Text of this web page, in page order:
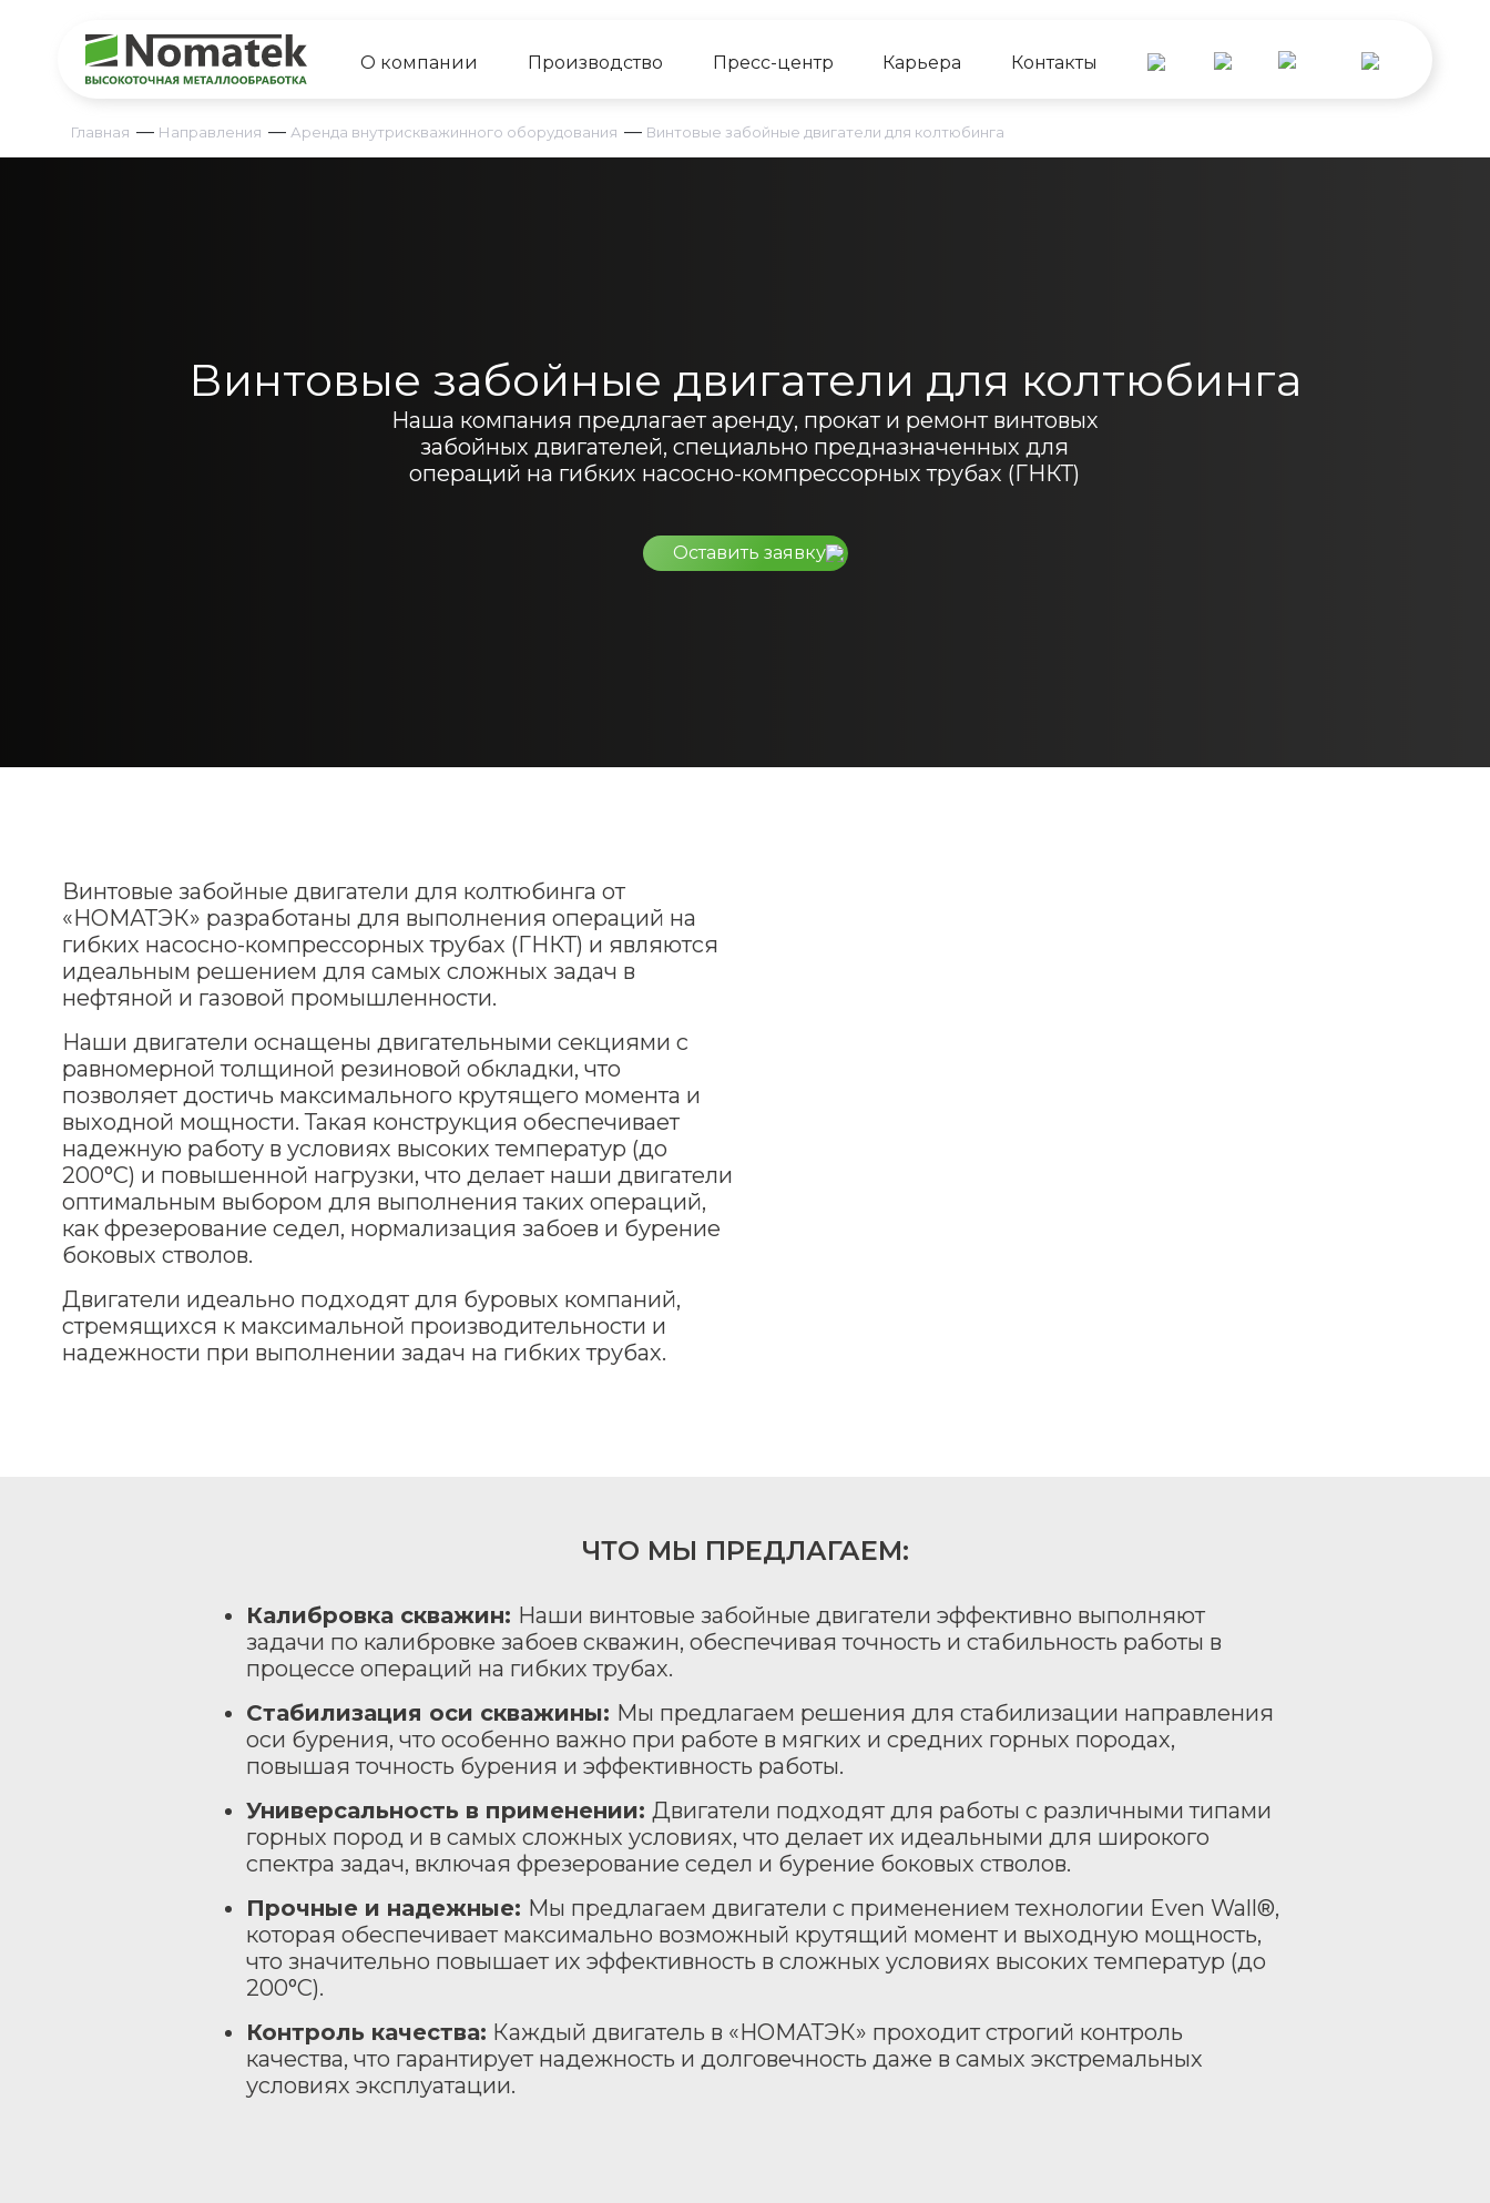
О компании Производство Пресс-центр Карьера
Контакты
Главная — Направления — Аренда внутрискважинного оборудования — Винтовые забойные двигатели для колтюбинга
Винтовые забойные двигатели для колтюбинга
Наша компания предлагает аренду, прокат и ремонт винтовых
забойных двигателей, специально предназначенных для
операций на гибких насосно-компрессорных трубах (ГНКТ)
Оставить заявку
Винтовые забойные двигатели для колтюбинга от
«НОМАТЭК» разработаны для выполнения операций на
гибких насосно-компрессорных трубах (ГНКТ) и являются
идеальным решением для самых сложных задач в
нефтяной и газовой промышленности.
Наши двигатели оснащены двигательными секциями с
равномерной толщиной резиновой обкладки, что
позволяет достичь максимального крутящего момента и
выходной мощности. Такая конструкция обеспечивает
надежную работу в условиях высоких температур (до
200°C) и повышенной нагрузки, что делает наши двигатели
оптимальным выбором для выполнения таких операций,
как фрезерование седел, нормализация забоев и бурение
боковых стволов.
Двигатели идеально подходят для буровых компаний,
стремящихся к максимальной производительности и
надежности при выполнении задач на гибких трубах.
ЧТО МЫ ПРЕДЛАГАЕМ:
Калибровка скважин: Наши винтовые забойные двигатели эффективно выполняют
задачи по калибровке забоев скважин, обеспечивая точность и стабильность работы в
процессе операций на гибких трубах.
Стабилизация оси скважины: Мы предлагаем решения для стабилизации направления
оси бурения, что особенно важно при работе в мягких и средних горных породах,
повышая точность бурения и эффективность работы.
Универсальность в применении: Двигатели подходят для работы с различными типами
горных пород и в самых сложных условиях, что делает их идеальными для широкого
спектра задач, включая фрезерование седел и бурение боковых стволов.
Прочные и надежные: Мы предлагаем двигатели с применением технологии Even Wall®,
которая обеспечивает максимально возможный крутящий момент и выходную мощность,
что значительно повышает их эффективность в сложных условиях высоких температур (до
200°C).
Контроль качества: Каждый двигатель в «НОМАТЭК» проходит строгий контроль
качества, что гарантирует надежность и долговечность даже в самых экстремальных
условиях эксплуатации.